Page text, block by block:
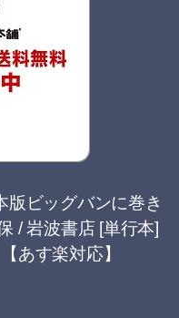
版ビッグバンに巻き
/ 岩波書店 [単行本]
あす楽対応】